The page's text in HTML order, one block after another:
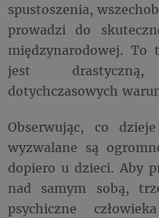
spustoszenia,
prowadzi do
międzynarodowej. To
jest
dotychczasowych
Obserwując, co
wyzwalane są
dopiero u dzieci. Aby
nad samym sobą,
psychiczne